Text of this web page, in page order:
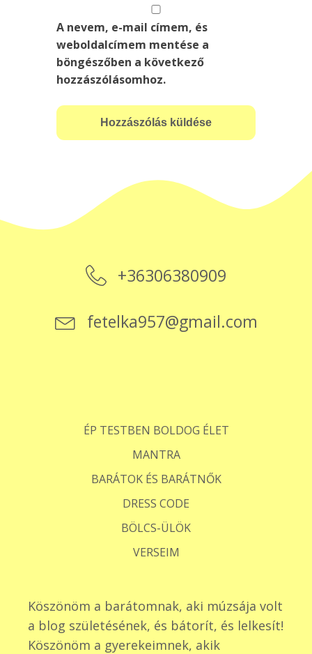
A nevem, e-mail címem, és
weboldalcímem mentése a
böngészőben a következő
hozzászólásomhoz.
+36306380909
fetelka957@gmail.com
ÉP TESTBEN BOLDOG ÉLET
MANTRA
BARÁTOK ÉS BARÁTNŐK
DRESS CODE
BÖLCS-ÜLÖK
VERSEIM
Köszönöm a barátomnak, aki múzsája volt
a blog születésének, és bátorít, és lelkesít!
Köszönöm a gyerekeimnek, akik